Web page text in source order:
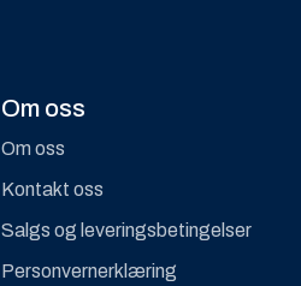
Om oss
Om oss
Kontakt oss
Salgs og leveringsbetingelser
Personvernerklæring